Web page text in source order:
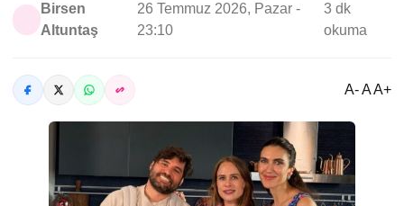
Birsen
Altuntaş
26 Temmuz 2026, Pazar -
23:10
3 dk
okuma
A- A A+